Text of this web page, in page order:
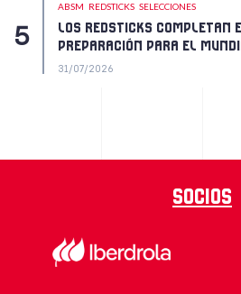
ABSM REDSTICKS SELECCIONES
LOS REDSTICKS COMPLETAN
PREPARACIÓN PARA EL
31/07/2026
Socios